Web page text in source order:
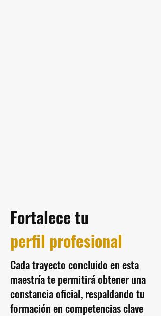
Fortalece tu
perfil profesional
Cada trayecto concluido en esta
maestría te permitirá obtener una
constancia oficial, respaldando tu
formación en competencias clave